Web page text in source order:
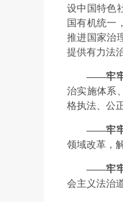
设中国特色
国有机统一
推进国家治
提供有力法
——牢牢
治实施体系
格执法、公
——牢牢
领域改革，
——牢牢
会主义法治